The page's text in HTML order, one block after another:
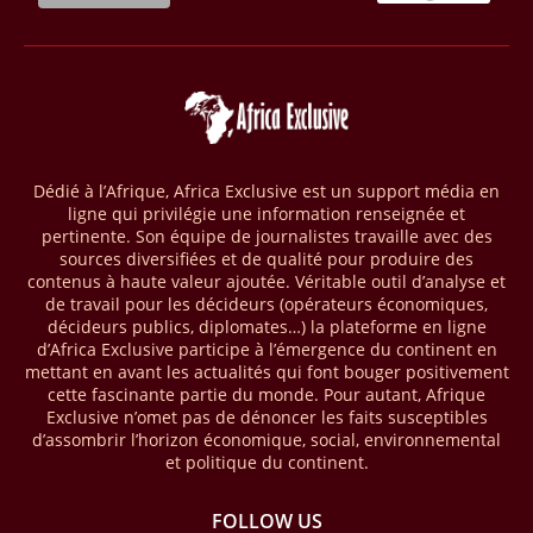
phase de 394,83 millions de dollars. C’est ce qu’indique l’institution
vise à améliorer la gestion forestière, renforcer les chaînes de valeur
et créer 220 000 emplois au Cameroun, en République centrafricaine
(RCA) et en République du Congo. Près de 8 millions d’hectares
28/03/26 AFRIQUE - MOBILE MONEY
Selon le rapport publié par l’Association mondiale des opérateurs de
téléphonie mobile (GSMA), près de 1432 milliards USD ont transité
par les comptes de mobile money en Afrique au cours de l'année
2025, en hausse d'environ 27 % par rapport à 2024. Le rapport intitulé
« The State of the Industry Report on Mobile Money 2026 » précise
que le continent a capté environ 66 % de la valeur des transactions de
mobile money réalisées à l’échelle mondiale, qui s’est établie à 2091
milliards USD (+23 % par rapport à 2024). L’Afrique a également
enregistré environ 74 % du nombre de transactions de Mobile money
répertoriées l’an passé dans le monde, avec environ 92 milliards de
Dédié à l’Afrique, Africa Exclusive est un support média en
ligne qui privilégie une information renseignée et
pertinente. Son équipe de journalistes travaille avec des
sources diversifiées et de qualité pour produire des
contenus à haute valeur ajoutée. Véritable outil d’analyse et
de travail pour les décideurs (opérateurs économiques,
décideurs publics, diplomates…) la plateforme en ligne
d’Africa Exclusive participe à l’émergence du continent en
mettant en avant les actualités qui font bouger positivement
cette fascinante partie du monde. Pour autant, Afrique
Exclusive n’omet pas de dénoncer les faits susceptibles
d’assombrir l’horizon économique, social, environnemental
et politique du continent.
FOLLOW US